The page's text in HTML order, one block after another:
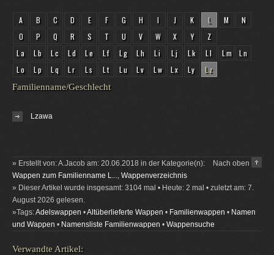
A B C D E F G H I J K L M
N
O
P Q R S T U V W X Y
Z
La
Lb Lc Ld Le Lf Lg Lh Li Lj Lk Ll Lm
Ln
Lo
Lp Lq Lr Ls Lt Lu Lv Lw Lx Ly Lz
Familienname/Geschlecht
Lzawa
Nach oben
» Erstellt von: A.Jacob am: 20.06.2018 in der Kategorie(n):
Wappen zum Familienname L..., Wappenverzeichnis
» Dieser Artikel wurde insgesamt: 3104 mal • Heute: 2 mal • zuletzt am: 7.
August 2026 gelesen.
»Tags:Adelswappen •Altüberlieferte Wappen • Familienwappen • Namen
und Wappen • Namensliste Familienwappen • Wappensuche
Verwandte Artikel: